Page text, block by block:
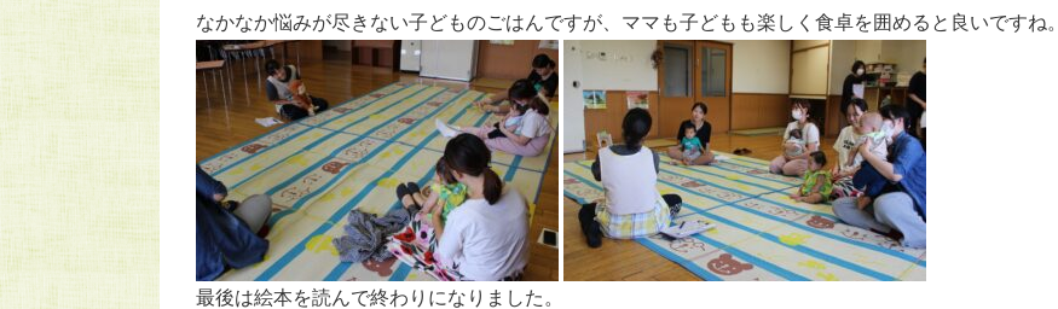
なかなか悩みが尽きない子どものごはんですが、ママも子どもも楽しく食卓を囲めると良いですね。
最後は絵本を読んで終わりになりました。